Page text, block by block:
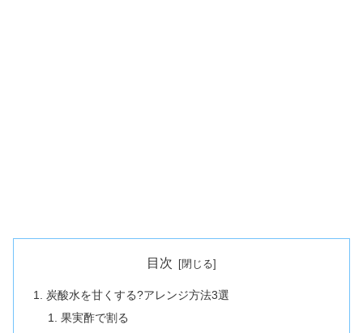
目次
炭酸水を甘くする?アレンジ方法3選
果実酢で割る